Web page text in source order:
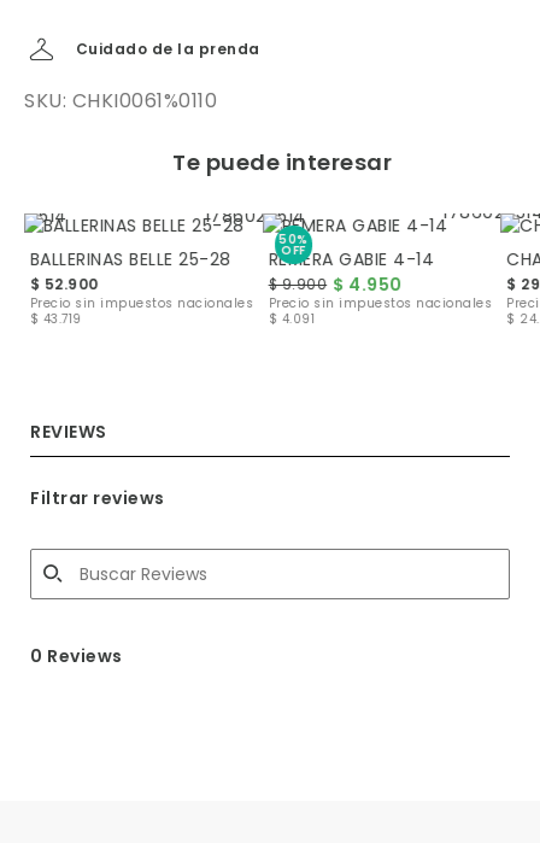
Cuidado de la prenda
SKU: CHKI0061%0110
Te puede interesar
BALLERINAS BELLE 25-28
$ 52.900
Precio sin impuestos nacionales
$ 43.719
50%
OFF
REMERA GABIE 4-14
$ 9.900 $ 4.950
Precio sin impuestos nacionales
$ 4.091
$
$
REVIEWS
Filtrar reviews
0 Reviews